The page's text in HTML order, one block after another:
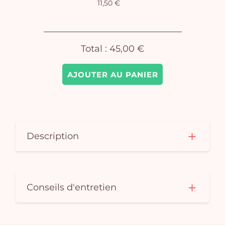
AJOUTER AU PANIER
11,50 €
Total : 45,00 €
Description
Conseils d'entretien